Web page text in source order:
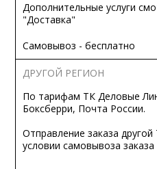
Дополнительные услуги
"Доставка"
Самовывоз - бесплатно
ДРУГОЙ РЕГИОН
По тарифам ТК Деловые
Боксберри, Почта России.
Отправление заказа
условии самовывоза